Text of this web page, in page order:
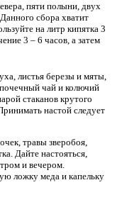
пяти полыни, двух
сбора хватит
на литр кипятка 3
3 – 6 часов, а затем
листья березы и мяты,
чай и колючий
стаканов крутого
настой следует
травы зверобоя,
Дайте настояться,
и вечером.
ложку меда и капельку